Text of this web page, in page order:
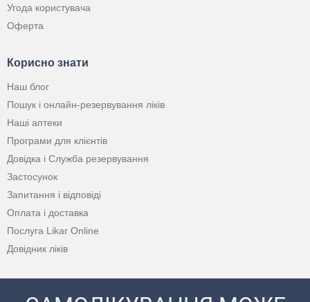
Угода користувача
Оферта
Корисно знати
Наш блог
Пошук і онлайн-резервування ліків
Наші аптеки
Програми для клієнтів
Довідка і Служба резервування
Застосунок
Запитання і відповіді
Оплата і доставка
Послуга Likar Online
Довідник ліків